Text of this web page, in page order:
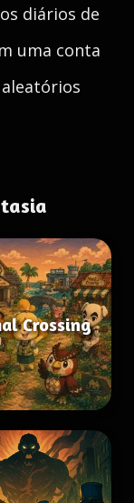
diários de
uma conta
Crossing